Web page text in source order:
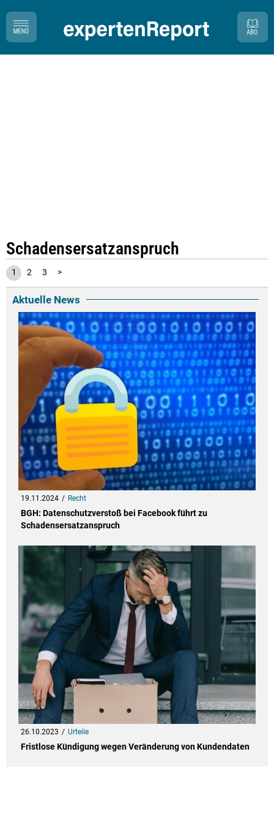
Schadensersatzanspruch
1 2 3 >
Aktuelle News
19.11.2024 Recht
BGH: Datenschutzverstoß bei Facebook führt zu
Schadensersatzanspruch
26.10.2023 Urteile
Fristlose Kündigung wegen Veränderung von Kundendaten